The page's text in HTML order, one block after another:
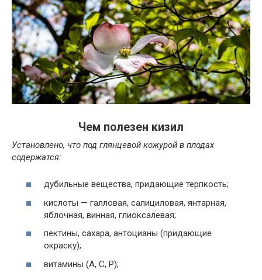
Чем полезен кизил
Установлено, что под глянцевой кожурой в плодах
содержатся:
дубильные вещества, придающие терпкость;
кислоты — галловая, салициловая, янтарная,
яблочная, винная, глиоксалевая;
пектины, сахара, антоцианы (придающие
окраску);
витамины (А, С, P);